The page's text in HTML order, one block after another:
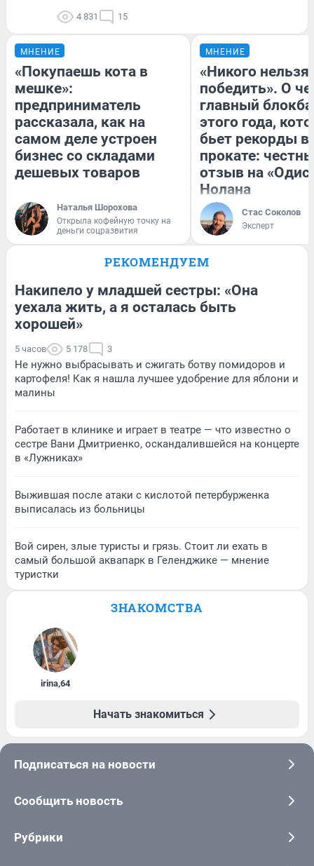
4 831 15
МНЕНИЕ
«Покупаешь кота в
мешке»:
предприниматель
рассказала, как на
самом деле устроен
бизнес со складами
дешевых товаров
Наталья Шорохова
Открыла кофейную точку на
деньги соцразвития
МНЕНИЕ
«Никого нельзя
победить». О
главный
этого года,
бьет рекорды в
прокате:
отзыв на
Нолана
Стас Соколов
Эксперт
РЕКОМЕНДУЕМ
Накипело у младшей сестры: «Она
уехала жить, а я осталась быть
хорошей»
5 часов 5 178 3
Не нужно выбрасывать и сжигать ботву помидоров и
картофеля! Как я нашла лучшее удобрение для яблони и
малины
Работает в клинике и играет в театре — что известно о
сестре Вани Дмитриенко, оскандалившейся на концерте
в «Лужниках»
Выжившая после атаки с кислотой петербурженка
выписалась из больницы
Вой сирен, злые туристы и грязь. Стоит ли ехать в
самый большой аквапарк в Геленджике — мнение
туристки
ЗНАКОМСТВА
irina,64
Начать знакомиться
Подписаться на новости
Сообщить новость
Рубрики